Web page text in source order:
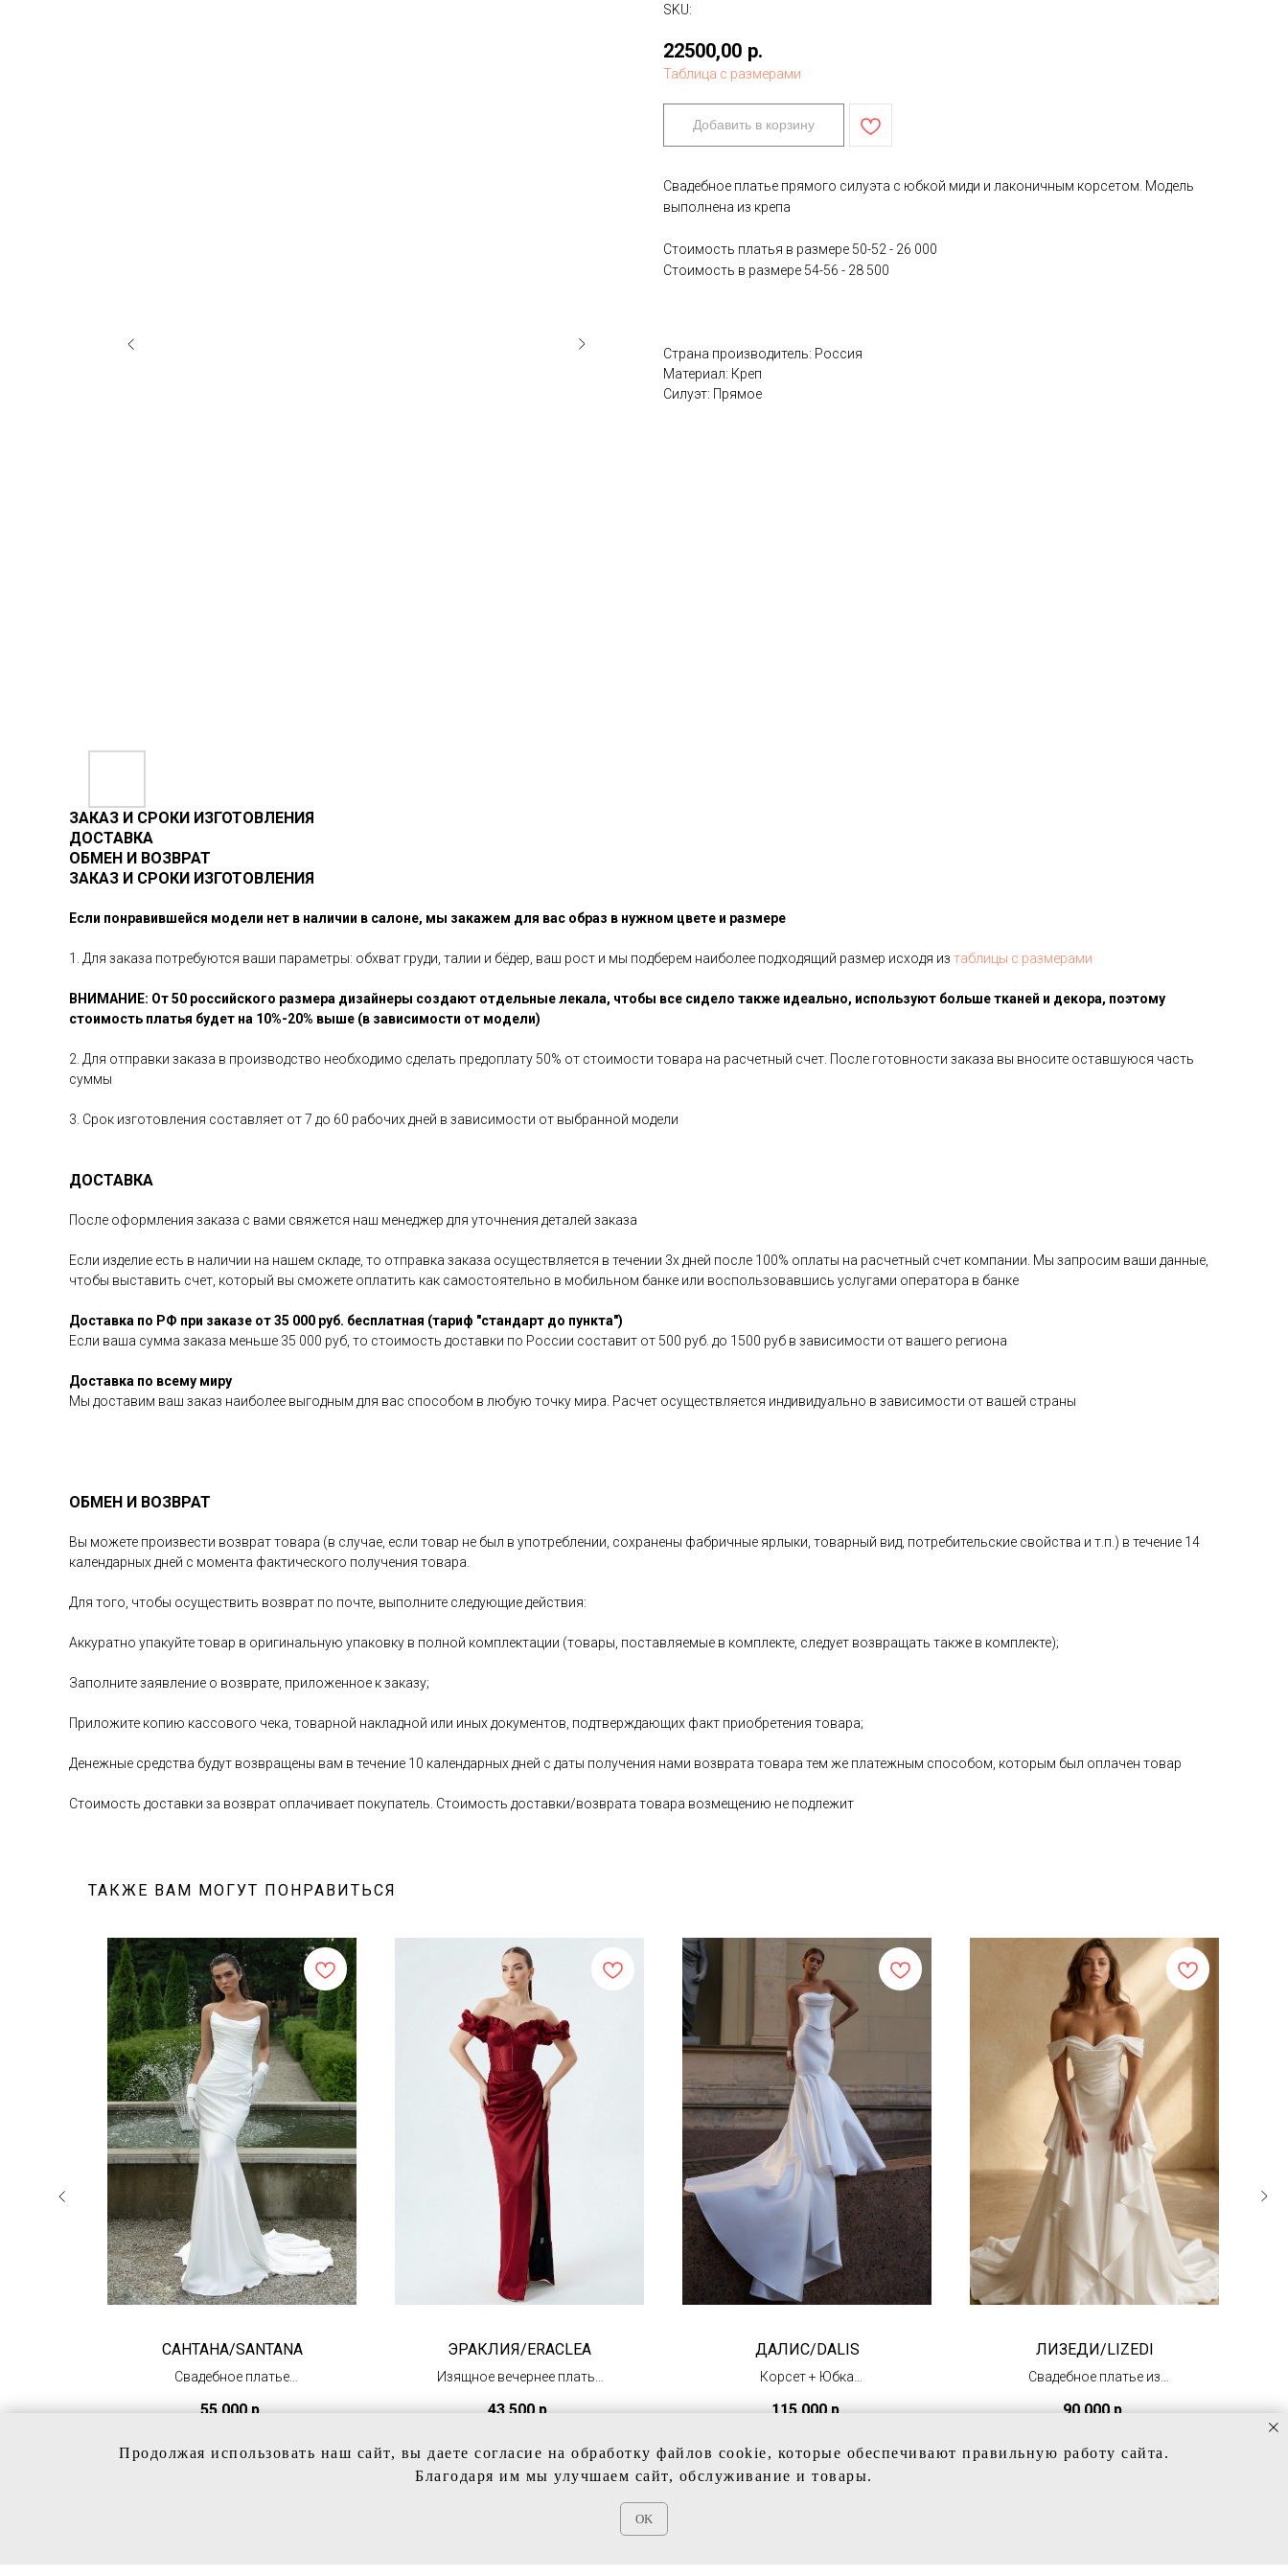
SKU:
22500,00 р.
Таблица с размерами
Добавить в корзину
Свадебное платье прямого силуэта с юбкой миди и лаконичным корсетом. Модель
выполнена из крепа
Стоимость платья в размере 50-52 - 26 000
Стоимость в размере 54-56 - 28 500
Страна производитель: Россия
Материал: Креп
Силуэт: Прямое
ЗАКАЗ И СРОКИ ИЗГОТОВЛЕНИЯ
ДОСТАВКА
ОБМЕН И ВОЗВРАТ
ЗАКАЗ И СРОКИ ИЗГОТОВЛЕНИЯ
Если понравившейся модели нет в наличии в салоне, мы закажем для вас образ в нужном цвете и размере
1. Для заказа потребуются ваши параметры: обхват груди, талии и бёдер, ваш рост и мы подберем наиболее подходящий размер исходя из таблицы с размерами
ВНИМАНИЕ: От 50 российского размера дизайнеры создают отдельные лекала, чтобы все сидело также идеально, используют больше тканей и декора, поэтому
стоимость платья будет на 10%-20% выше (в зависимости от модели)
2. Для отправки заказа в производство необходимо сделать предоплату 50% от стоимости товара на расчетный счет. После готовности заказа вы вносите оставшуюся часть
суммы
3. Срок изготовления составляет от 7 до 60 рабочих дней в зависимости от выбранной модели
ДОСТАВКА
После оформления заказа с вами свяжется наш менеджер для уточнения деталей заказа
Если изделие есть в наличии на нашем складе, то отправка заказа осуществляется в течении 3х дней после 100% оплаты на расчетный счет компании. Мы запросим ваши данные,
чтобы выставить счет, который вы сможете оплатить как самостоятельно в мобильном банке или воспользовавшись услугами оператора в банке
Доставка по РФ при заказе от 35 000 руб. бесплатная (тариф "стандарт до пункта")
Если ваша сумма заказа меньше 35 000 руб, то стоимость доставки по России составит от 500 руб. до 1500 руб в зависимости от вашего региона
Доставка по всему миру
Мы доставим ваш заказ наиболее выгодным для вас способом в любую точку мира. Расчет осуществляется индивидуально в зависимости от вашей страны
ОБМЕН И ВОЗВРАТ
Вы можете произвести возврат товара (в случае, если товар не был в употреблении, сохранены фабричные ярлыки, товарный вид, потребительские свойства и т.п.) в течение 14
календарных дней с момента фактического получения товара.
Для того, чтобы осуществить возврат по почте, выполните следующие действия:
Аккуратно упакуйте товар в оригинальную упаковку в полной комплектации (товары, поставляемые в комплекте, следует возвращать также в комплекте);
Заполните заявление о возврате, приложенное к заказу;
Приложите копию кассового чека, товарной накладной или иных документов, подтверждающих факт приобретения товара;
Денежные средства будут возвращены вам в течение 10 календарных дней с даты получения нами возврата товара тем же платежным способом, которым был оплачен товар
Стоимость доставки за возврат оплачивает покупатель. Стоимость доставки/возврата товара возмещению не подлежит
ТАКЖЕ ВАМ МОГУТ ПОНРАВИТЬСЯ
САНТАНА/SANTANA
Свадебное платье
(в наличии)
55 000 р.
ЭРАКЛИЯ/ERACLEA
Изящное вечернее платье
43 500 р.
ДАЛИС/DALIS
Корсет + Юбка
115 000 р.
ЛИЗЕДИ/LIZEDI
Свадебное платье из
(ожидаем в августе)
90 000 р.
Продолжая использовать наш сайт, вы даете согласие на обработку файлов cookie, которые обеспечивают правильную работу сайта.
Благодаря им мы улучшаем сайт, обслуживание и товары.
OK